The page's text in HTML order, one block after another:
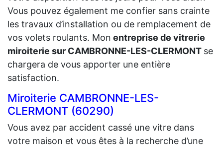
Vous pouvez également me confier sans crainte
les travaux d’installation ou de remplacement de
vos volets roulants. Mon entreprise de vitrerie
miroiterie sur CAMBRONNE-LES-CLERMONT se
chargera de vous apporter une entière
satisfaction.
Miroiterie CAMBRONNE-LES-
CLERMONT (60290)
Vous avez par accident cassé une vitre dans
votre maison et vous êtes à la recherche d’une